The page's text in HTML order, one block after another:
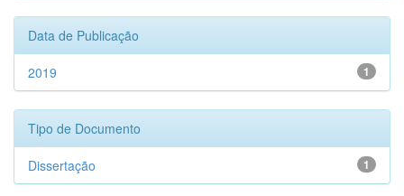
Data de Publicação
1
2019
Tipo de Documento
1
Dissertação